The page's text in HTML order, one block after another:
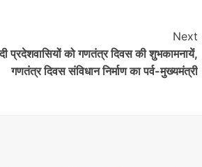
Next
प्रदेशवासियों को गणतंत्र दिवस की शुभकामनायें,
गणतंत्र दिवस संविधान निर्माण का पर्व-मुख्यमंत्री